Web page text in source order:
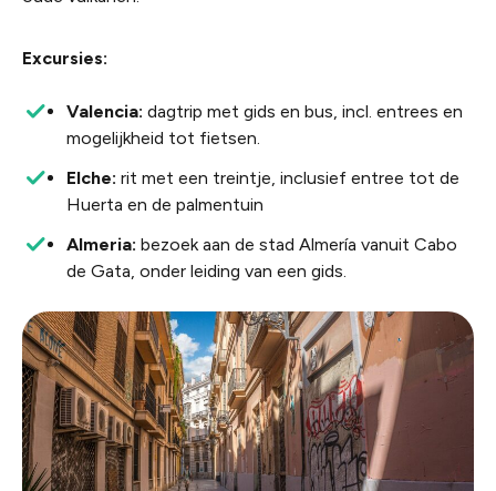
Excursies:
Valencia: dagtrip met gids en bus, incl. entrees en
mogelijkheid tot fietsen.
Elche: rit met een treintje, inclusief entree tot de
Huerta en de palmentuin
Almeria: bezoek aan de stad Almería vanuit Cabo
de Gata, onder leiding van een gids.